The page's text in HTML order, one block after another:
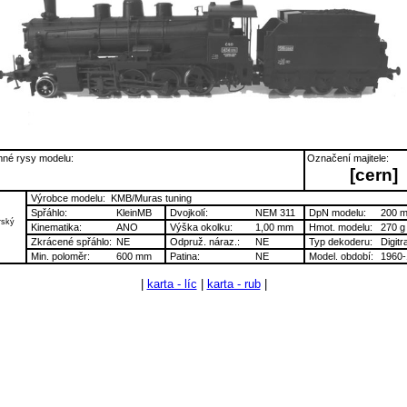
rysy modelu: Označení majitele:
[cern]
Výrobce modelu: KMB/Muras tuning
Spřáhlo:
KleinMB Dvojkolí: NEM 311 DpN modelu:
200
Kinematika:
ANO Výška okolku: 1,00 mm Hmot. modelu:
270 g
Zkrácené spřáhlo: NE Odpruž. náraz.: NE Typ dekoderu:
Min. poloměr:
600 mm Patina: NE Model. období:
karta - líc karta - rub|